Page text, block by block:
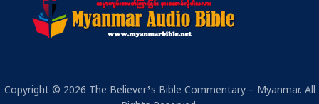
Copyright © 2026 The Believer’s Bible Commentary – Myanmar. All